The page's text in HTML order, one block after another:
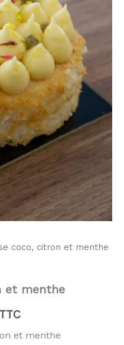
coco, citron et menthe
et menthe
TTC
et menthe